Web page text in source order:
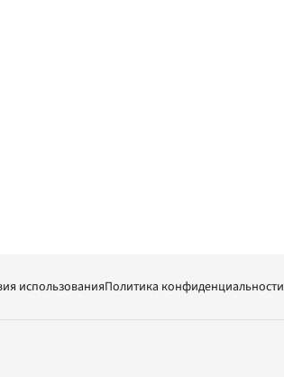
использованияПолитика конфиденциальности